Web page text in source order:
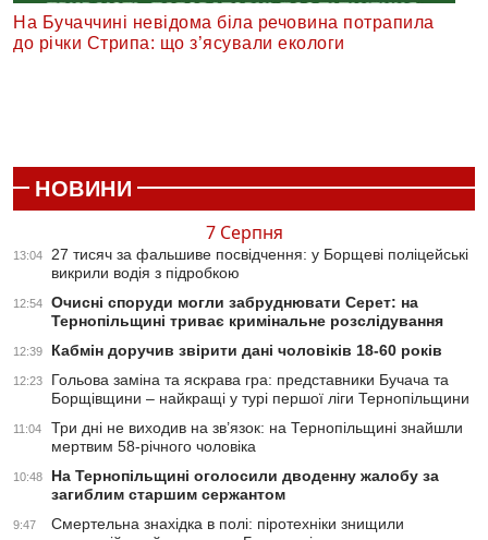
На Бучаччині невідома біла речовина потрапила
до річки Стрипа: що з’ясували екологи
НОВИНИ
7 Серпня
13:04
27 тисяч за фальшиве посвідчення: у Борщеві поліцейські
викрили водія з підробкою
12:54
Очисні споруди могли забруднювати Серет: на
Тернопільщині триває кримінальне розслідування
12:39 Кабмін доручив звірити дані чоловіків 18-60 років
12:23
Гольова заміна та яскрава гра: представники Бучача та
Борщівщини – найкращі у турі першої ліги Тернопільщини
11:04
Три дні не виходив на зв’язок: на Тернопільщині знайшли
мертвим 58-річного чоловіка
10:48
На Тернопільщині оголосили дводенну жалобу за
загиблим старшим сержантом
9:47
Смертельна знахідка в полі: піротехніки знищили